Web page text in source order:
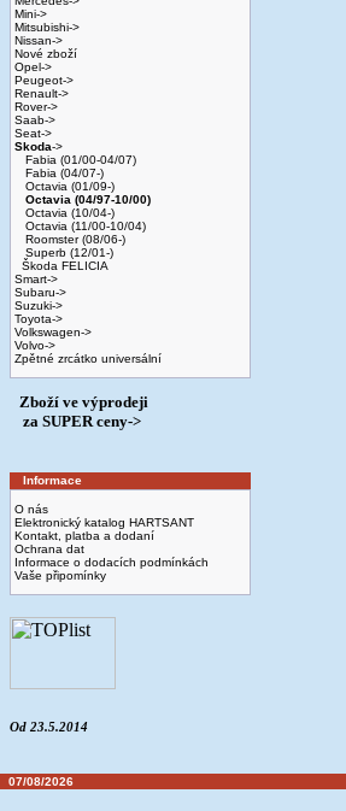
Mini->
Mitsubishi->
Nissan->
Nové zboží
Opel->
Peugeot->
Renault->
Rover->
Saab->
Seat->
Skoda->
Fabia (01/00-04/07)
Fabia (04/07-)
Octavia (01/09-)
Octavia (04/97-10/00)
Octavia (10/04-)
Octavia (11/00-10/04)
Roomster (08/06-)
Superb (12/01-)
Škoda FELICIA
Smart->
Subaru->
Suzuki->
Toyota->
Volkswagen->
Volvo->
Zpětné zrcátko universální
Zboží ve výprodeji
­ za SUPER ceny->
Informace
O nás
Elektronický katalog HARTSANT
Kontakt, platba a dodaní
Ochrana dat
Informace o dodacích podmínkách
Vaše připomínky
Od 23.5.2014
07/08/2026